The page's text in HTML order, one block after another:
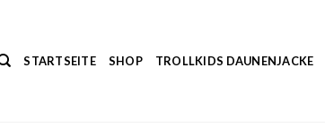
STARTSEITE SHOP TROLLKIDS DAUNENJACKE